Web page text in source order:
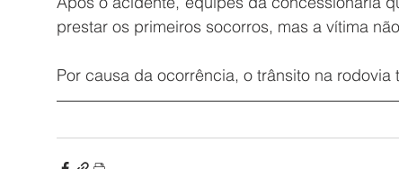
Por causa da ocorrência, o trânsito na